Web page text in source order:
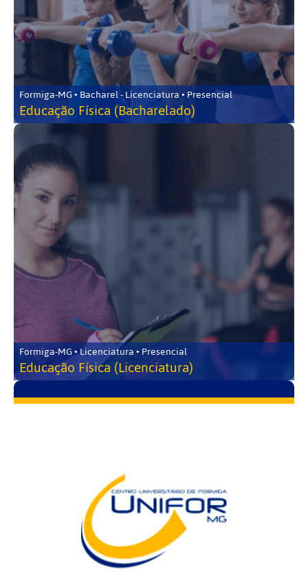
Formiga-MG • Bacharel - Licenciatura • Presencial
Educação Física (Bacharelado)
Formiga-MG • Licenciatura • Presencial
Educação Física (Licenciatura)